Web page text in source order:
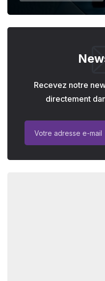
Recevez notre
directement